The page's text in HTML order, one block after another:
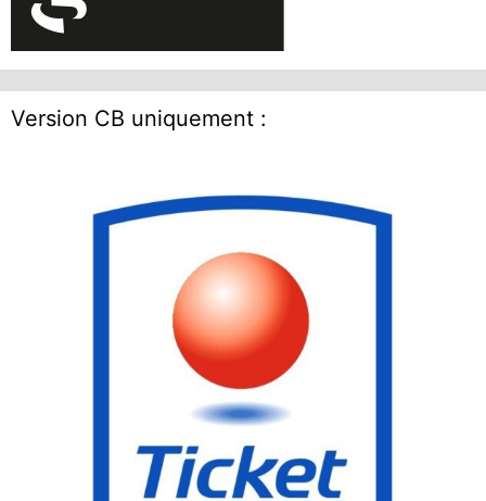
Version CB uniquement :